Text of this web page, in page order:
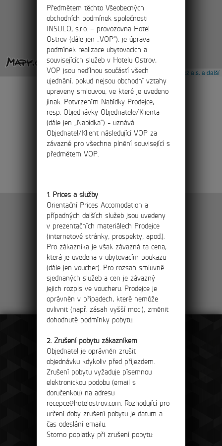
Leaflet © Seznam.cz a.s. a další
Předmětem těchto Všeobecných
obchodních podmínek společnosti
INSULO, s.r.o. – provozovna Hotel
Ostrov (dále jen „VOP“), je úprava
podmínek realizace ubytovacích a
souvisejících služeb v Hotelu Ostrov,
VOP jsou nedílnou součástí všech
ujednání, pokud nejsou obchodní vztahy
upraveny smlouvou, ve které je uvedeno
jinak. Potvrzením Nabídky Prodejce,
resp. Objednávky Objednatele/Klienta
(dále jen „Nabídka“) - uznává
Objednatel/Klient následující VOP za
závazné pro všechna plnění související s
předmětem VOP.
1. Prices a služby
Orientační Prices Accomodation a
případných dalších služeb jsou uvedeny
v prezentačních materiálech Prodejce
(internetové stránky, prospekty, apod.).
Pro zákazníka je však závazná ta cena,
která je uvedena v ubytovacím poukazu
(dále jen voucher). Pro rozsah smluvně
sjednaných služeb a cen je závazný
jejich rozpis ve voucheru. Prodejce je
oprávněn v případech, které nemůže
ovlivnit (např. zásah vyšší moci), změnit
dohodnuté podmínky pobytu.
2. Zrušení pobytu zákazníkem
Objednatel je oprávněn zrušit
objednávku kdykoliv před příjezdem.
Zrušení pobytu vyžaduje písemnou
elektronickou podobu (email s
doručenkou) na adresu
recepce@hotelostrov.com. Rozhodující pro
určení doby zrušení pobytu je datum a
čas odeslání emailu.
Storno poplatky při zrušení pobytu:
Reception
tel: +420 475 222 428
mail:recepce@hotelostrov.com
Find a route
Hotel Ostrov